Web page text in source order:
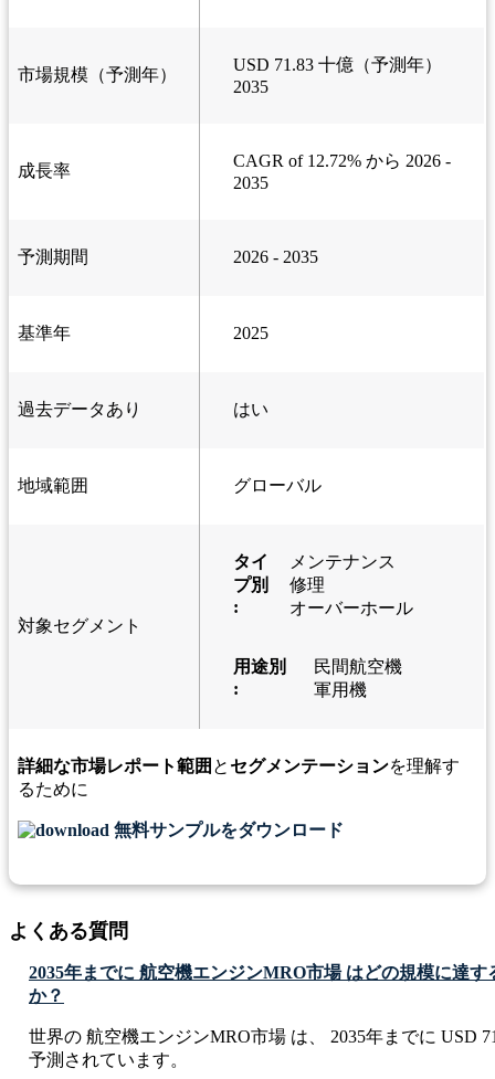
市場規模（予測年）
USD 71.83 十億（予測年）
2035
成長率
CAGR of 12.72% から 2026 -
2035
予測期間 2026 - 2035
基準年 2025
過去データあり はい
地域範囲 グローバル
対象セグメント
タイ
プ別
:
メンテナンス
修理
オーバーホール
用途別
:
民間航空機
軍用機
詳細な市場レポート範囲 と セグメンテーションを理解す
るために
無料サンプルをダウンロード
よくある質問
2035年までに 航空機エンジンMRO市場 はどの規模に達
か？
世界の 航空機エンジンMRO市場 は、 2035年までに USD
予測されています。